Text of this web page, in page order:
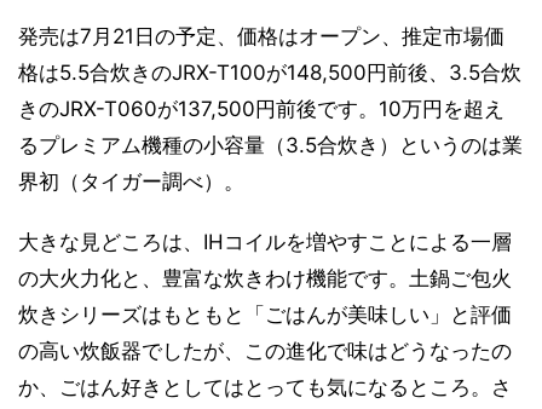
発売は7月21日の予定、価格はオープン、推定市場価
格は5.5合炊きのJRX-T100が148,500円前後、3.5合炊
きのJRX-T060が137,500円前後です。10万円を超え
るプレミアム機種の小容量（3.5合炊き）というのは業
界初（タイガー調べ）。
大きな見どころは、IHコイルを増やすことによる一層
の大火力化と、豊富な炊きわけ機能です。土鍋ご包火
炊きシリーズはもともと「ごはんが美味しい」と評価
の高い炊飯器でしたが、この進化で味はどうなったの
か、ごはん好きとしてはとっても気になるところ。さ